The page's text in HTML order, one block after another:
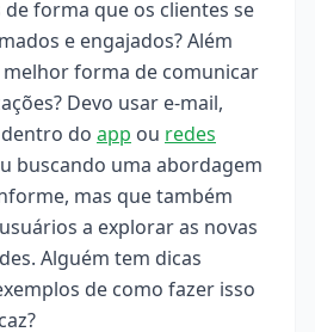
forma que os clientes se
e engajados? Além
melhor forma de comunicar
Devo usar e-mail,
do app ou redes
buscando uma abordagem
mas que também
a explorar as novas
Alguém tem dicas
de como fazer isso